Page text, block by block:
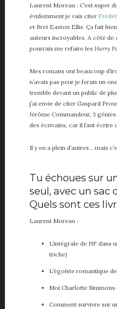
Laurent Moreau : C’est super
évidemment je vais citer
et Bret Easton Ellis. Ça fait
auteurs incroyables. A côté de
pourrais me refaire les Harry
Mes romans ont beaucoup
n’avais pas peur je ferais un
tremble devant un public de
j’ai envie de citer Gaspard
Jérôme Commandeur, 3
des écrivains, car il faut écrire
Il y en a plein d’autres… mais
Tu échoues sur
seul, avec un sac
Quels sont ces
Laurent Moreau :
L’intégrale de HP dans
triche)
L’égoïste romantique
Moi Charlotte
Comment survivre sur